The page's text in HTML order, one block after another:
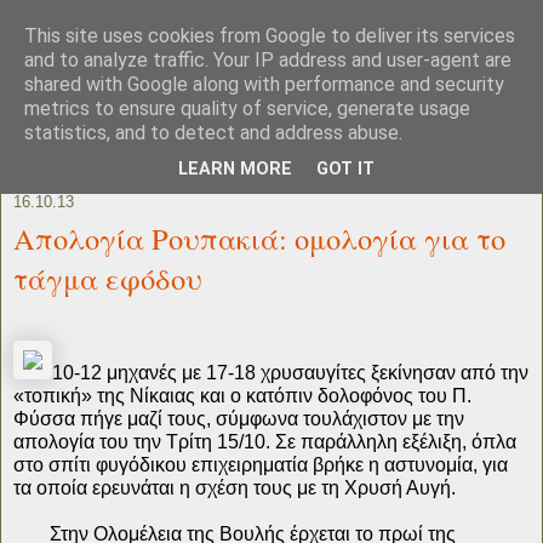
16.10.13
Απολογία Ρουπακιά: ομολογία για το
τάγμα εφόδου
10-12 μηχανές με 17-18 χρυσαυγίτες ξεκίνησαν από την
«τοπική» της Νίκαιας και ο κατόπιν δολοφόνος του Π.
Φύσσα πήγε μαζί τους, σύμφωνα τουλάχιστον με την
απολογία του την Τρίτη 15/10. Σε παράλληλη εξέλιξη, όπλα
στο σπίτι φυγόδικου επιχειρηματία βρήκε η αστυνομία, για
τα οποία ερευνάται η σχέση τους με τη Χρυσή Αυγή.
Στην Ολομέλεια της Βουλής έρχεται το πρωί της
This site uses cookies from Google to deliver its services
and to analyze traffic. Your IP address and user-agent are
shared with Google along with performance and security
metrics to ensure quality of service, generate usage
statistics, and to detect and address abuse.
LEARN MORE GOT IT